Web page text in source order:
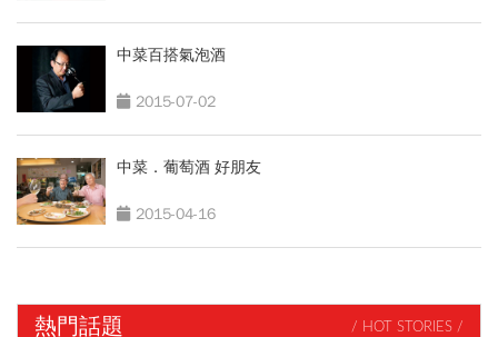
中菜百搭氣泡酒
2015-07-02
中菜．葡萄酒 好朋友
2015-04-16
熱門話題 / HOT STORIES /